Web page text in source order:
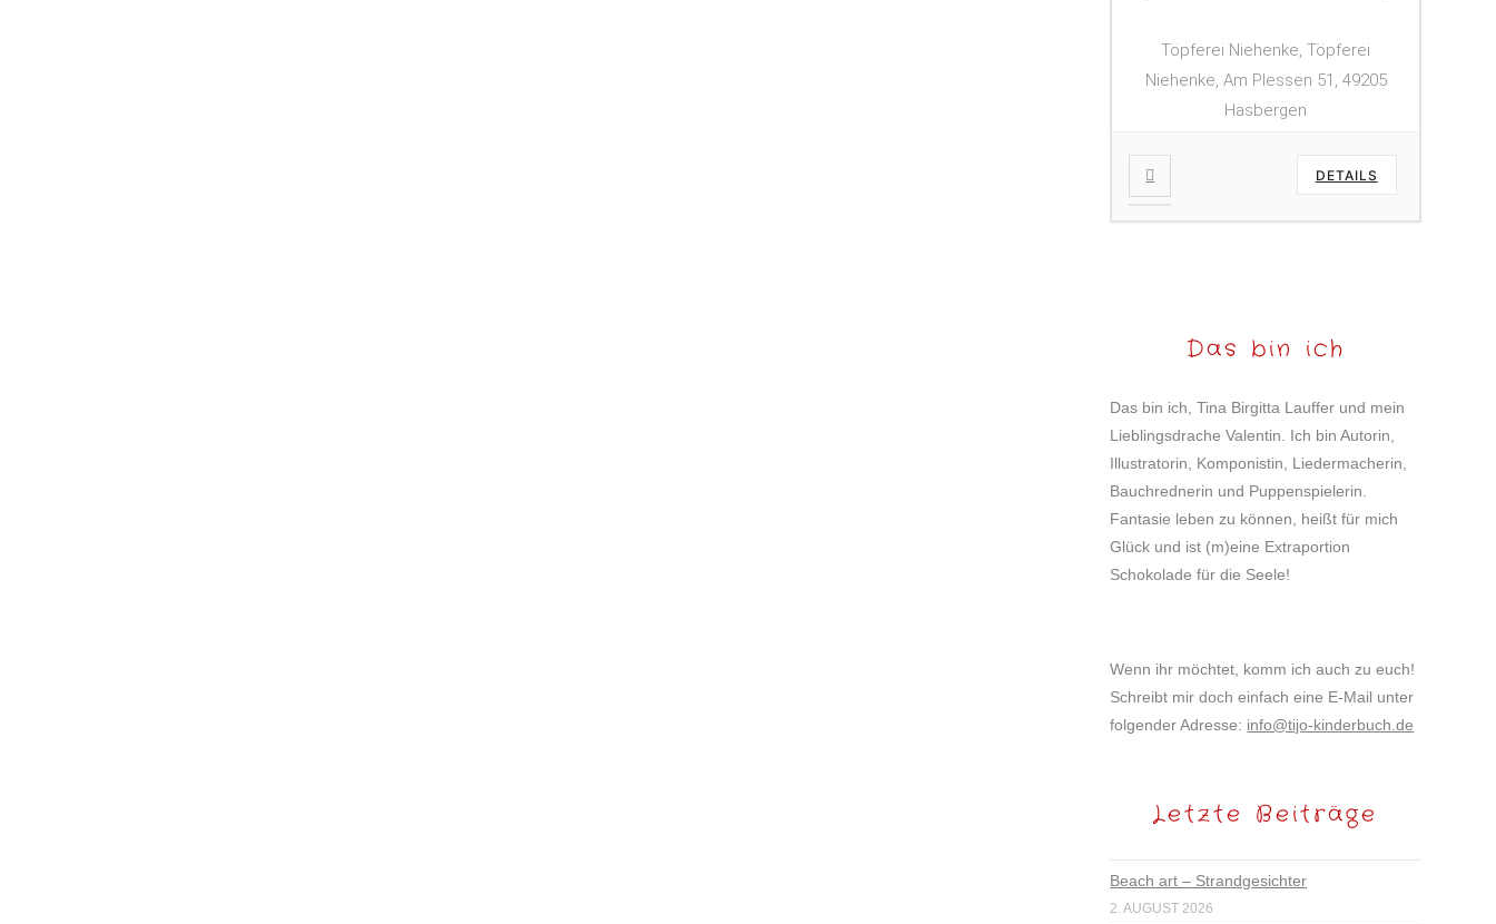
Töpferei Niehenke, Töpferei
Niehenke, Am Plessen 51, 49205
Hasbergen
DETAILS
Das bin ich
Das bin ich, Tina Birgitta Lauffer und mein
Lieblingsdrache Valentin. Ich bin Autorin,
Illustratorin, Komponistin, Liedermacherin,
Bauchrednerin und Puppenspielerin.
Fantasie leben zu können, heißt für mich
Glück und ist (m)eine Extraportion
Schokolade für die Seele!
Wenn ihr möchtet, komm ich auch zu euch!
Schreibt mir doch einfach eine E-Mail unter
folgender Adresse: info@tijo-kinderbuch.de
Letzte Beiträge
Beach art – Strandgesichter
2. AUGUST 2026